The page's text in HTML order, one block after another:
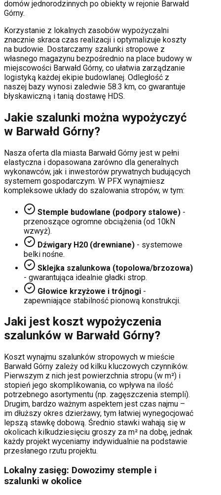
domów jednorodzinnych po obiekty w rejonie Barwałd
Górny.
Korzystanie z lokalnych zasobów wypożyczalni
znacznie skraca czas realizacji i optymalizuje koszty
na budowie. Dostarczamy szalunki stropowe z
własnego magazynu bezpośrednio na place budowy w
miejscowości Barwałd Górny, co ułatwia zarządzanie
logistyką każdej ekipie budowlanej. Odległość z
naszej bazy wynosi zaledwie 58.3 km, co gwarantuje
błyskawiczną i tanią dostawę HDS.
Jakie szalunki można wypożyczyć
w Barwałd Górny?
Nasza oferta dla miasta Barwałd Górny jest w pełni
elastyczna i dopasowana zarówno dla generalnych
wykonawców, jak i inwestorów prywatnych budujących
systemem gospodarczym. W PFX wynajmiesz
kompleksowe układy do szalowania stropów, w tym:
Stemple budowlane (podpory stalowe) -
przenoszące ogromne obciążenia (od 10kN
wzwyż).
Dźwigary H20 (drewniane) - systemowe
belki nośne.
Sklejka szalunkowa (topolowa/brzozowa)
- gwarantująca idealnie gładki strop.
Głowice krzyżowe i trójnogi -
zapewniające stabilność pionową konstrukcji.
Jaki jest koszt wypożyczenia
szalunków w Barwałd Górny?
Koszt wynajmu szalunków stropowych w mieście
Barwałd Górny zależy od kilku kluczowych czynników.
Pierwszym z nich jest powierzchnia stropu (w m²) i
stopień jego skomplikowania, co wpływa na ilość
potrzebnego asortymentu (np. zagęszczenia stempli).
Drugim, bardzo ważnym aspektem jest czas najmu –
im dłuższy okres dzierżawy, tym łatwiej wynegocjować
lepszą stawkę dobową. Średnio stawki wahają się w
okolicach kilkudziesięciu groszy za m² na dobę, jednak
każdy projekt wyceniamy indywidualnie na podstawie
przesłanego rzutu projektu.
Lokalny zasięg: Dowozimy stemple i
szalunki w okolice